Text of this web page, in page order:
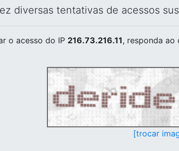
diversas tentativas de acessos
o acesso do IP 216.73.216.11, responda ao
[trocar